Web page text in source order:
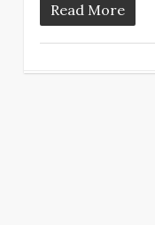
Read More